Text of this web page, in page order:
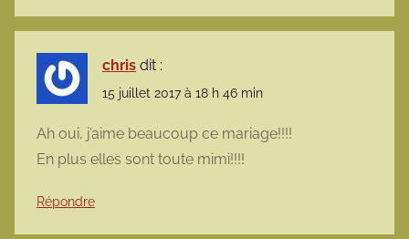
chris dit :
15 juillet 2017 à 18 h 46 min
Ah oui, j’aime beaucoup ce mariage!!!!
En plus elles sont toute mimi!!!!
Répondre